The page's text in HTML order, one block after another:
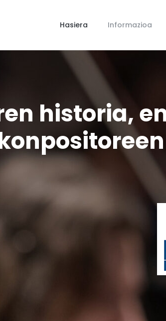
Hasiera Informazioa
historia,